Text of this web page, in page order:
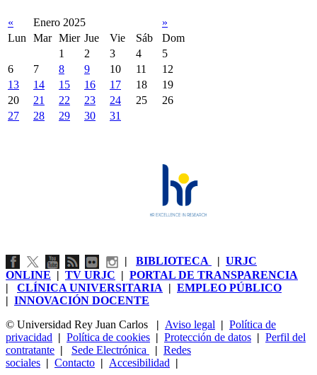
« Enero 2025
»
Lun
Mar Mier Jue Vie Sáb
Dom
1
2 3 4
5
6
7 8 9 10 11
12
13
14 15 16 17 18
19
20
21 22 23 24 25
26
27
28 29 30 31
| BIBLIOTECA | URJC
ONLINE | TV URJC | PORTAL DE TRANSPARENCIA
| CLÍNICA UNIVERSITARIA | EMPLEO PÚBLICO
| INNOVACIÓN DOCENTE
© Universidad Rey Juan Carlos
| Aviso legal | Política de
privacidad | Política de cookies | Protección de datos | Perfil del
contratante | Sede Electrónica | Redes
sociales | Contacto | Accesibilidad |